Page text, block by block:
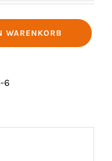
WARENKORB
6